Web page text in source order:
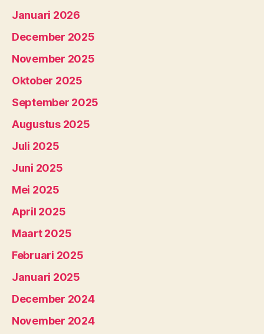
Januari 2026
December 2025
November 2025
Oktober 2025
September 2025
Augustus 2025
Juli 2025
Juni 2025
Mei 2025
April 2025
Maart 2025
Februari 2025
Januari 2025
December 2024
November 2024